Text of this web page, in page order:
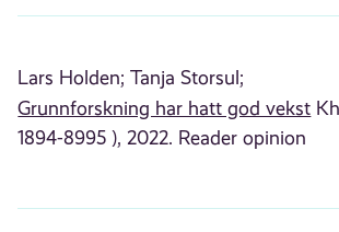
Lars Holden; Tanja Storsul;
Grunnforskning har hatt god vekst
1894-8995 ), 2022. Reader opinion